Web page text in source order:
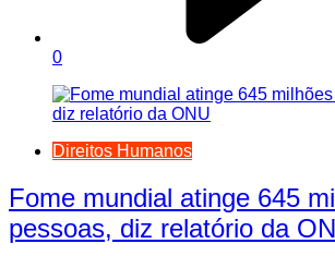
0
Direitos Humanos
Fome mundial atinge 645
pessoas, diz relatório da